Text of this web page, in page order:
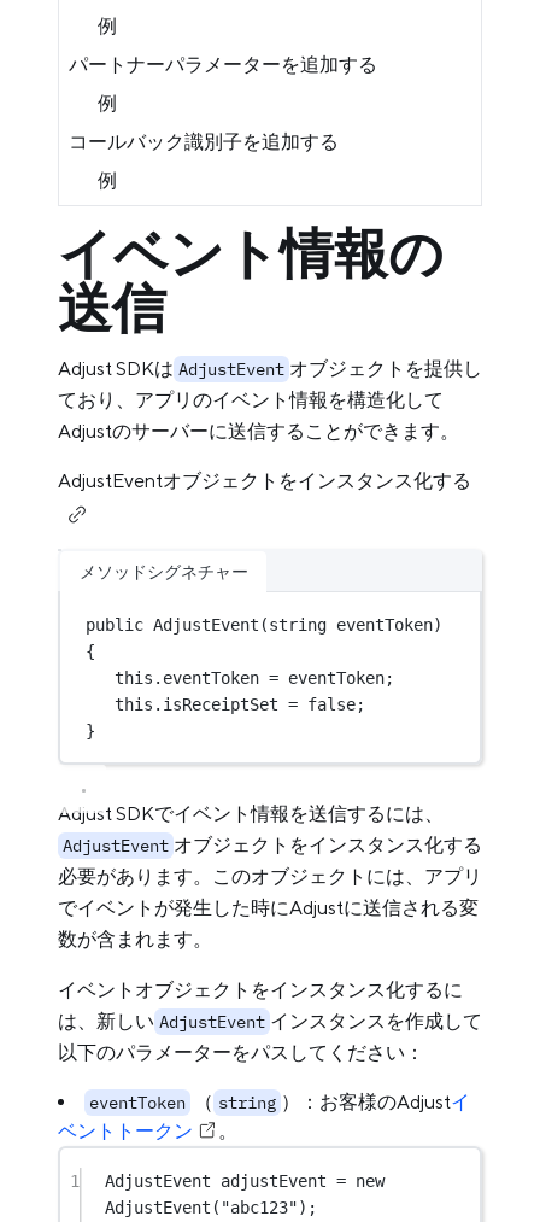
例
パートナーパラメーターを追加する
例
コールバック識別子を追加する
例
イベント情報の
送信
Adjust SDKは AdjustEvent オブジェクトを提供し
ており、アプリのイベント情報を構造化して
Adjustのサーバーに送信することができます。
AdjustEventオブジェクトをインスタンス化する
メソッドシグネチャー
public AdjustEvent (string eventToken)
{
this .eventToken = eventToken;
this .isReceiptSet = false;
}
Adjust SDKでイベント情報を送信するには、
AdjustEvent オブジェクトをインスタンス化する
必要があります。このオブジェクトには、アプリ
でイベントが発生した時にAdjustに送信される変
数が含まれます。
イベントオブジェクトをインスタンス化するに
は、新しい AdjustEvent インスタンスを作成して
以下のパラメーターをパスしてください：
eventToken （ string ）：お客様のAdjustイ
ベントトークン
。
1 AdjustEvent adjustEvent = new
AdjustEvent ( "abc123");